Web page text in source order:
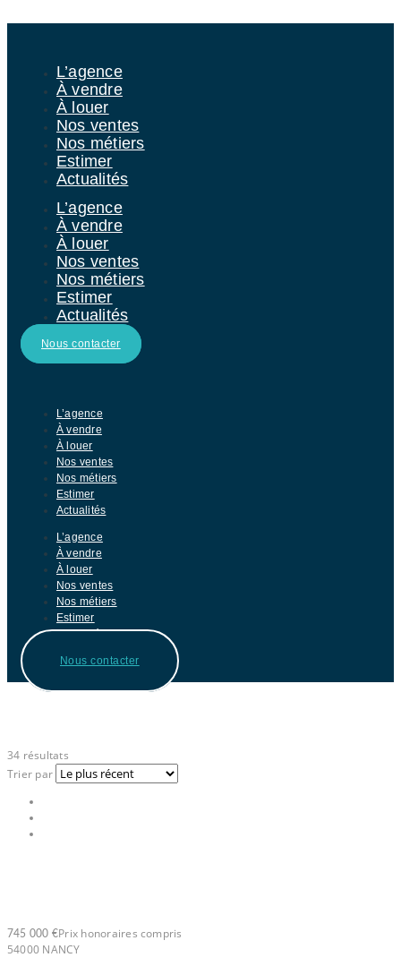
L’agence
À vendre
À louer
Nos ventes
Nos métiers
Estimer
Actualités
L’agence
À vendre
À louer
Nos ventes
Nos métiers
Estimer
Actualités
Nous contacter
L’agence
À vendre
À louer
Nos ventes
Nos métiers
Estimer
Actualités
L’agence
À vendre
À louer
Nos ventes
Nos métiers
Estimer
Actualités
Nous contacter
34 résultats
Trier par
745 000 €Prix honoraires compris
54000 NANCY